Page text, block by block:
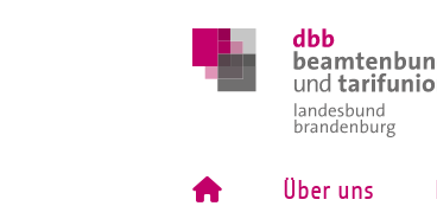
Über uns